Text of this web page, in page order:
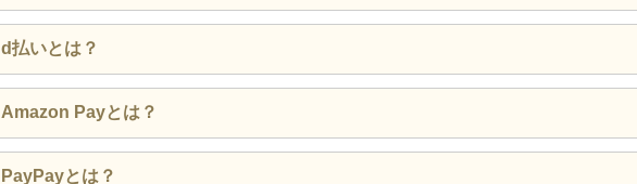
PayPay
※キャッシュレス決済は、一部店舗で利用できない場合がございます。
※キャッシュレス決済は、外部サービスで決済が完了した後、注文完了画面が表示された
金が引落とされる場合があります。
ご利用のクレジットカード会社までお問い合わせください。
d払いとは？
ｄ払いのご利用方法、条件等についてはNTT ドコモサイトをご覧ください。詳し
ご確認ください。
※外部サイトへ移動します。
Amazon Payとは？
Amazon Payをご利用いただくと、すでにAmazonアカウントに登録されている
PayPayとは？